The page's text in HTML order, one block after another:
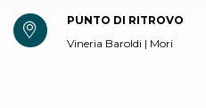
PUNTO DI RITROVO
Vineria Baroldi | Mori